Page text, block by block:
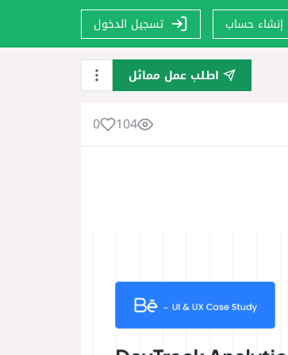
إنشاء حساب تسجيل الدخول
اطلب عمل مماثل
104
0